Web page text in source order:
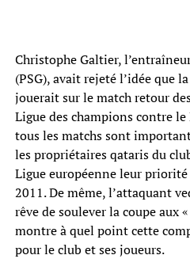
Christophe Galtier,
(PSG), avait rejeté l’idée que
jouerait sur le match retour
Ligue des champions contre
tous les matchs sont
les propriétaires qataris du
Ligue européenne leur
2011. De même, l’attaquant
rêve de soulever la coupe aux
montre à quel point cette
pour le club et ses joueurs.